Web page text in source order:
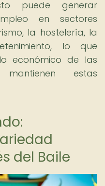
puede generar
en sectores
la hostelería, la
lo que
económico de las
estas
del Baile